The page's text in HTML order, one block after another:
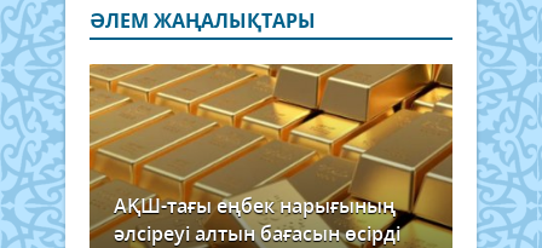
ӘЛЕМ ЖАҢАЛЫҚТАРЫ
АҚШ-тағы еңбек нарығының
әлсіреуі алтын бағасын өсірді